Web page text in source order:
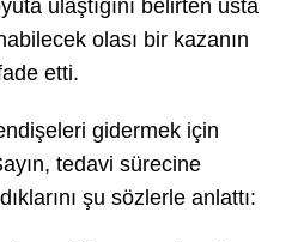
ulaştığını belirten usta
olası bir kazanın
etti.
gidermek için
tedavi sürecine
şu sözlerle anlattı: